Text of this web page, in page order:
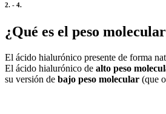
2. - 4.
¿Qué es el peso
El ácido hialurónico presente de forma
El ácido hialurónico de alto peso
su versión de bajo peso molecular (que